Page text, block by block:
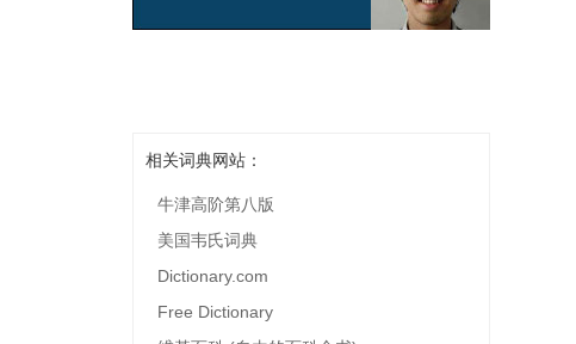
相关词典网站：
牛津高阶第八版
美国韦氏词典
Dictionary.com
Free Dictionary